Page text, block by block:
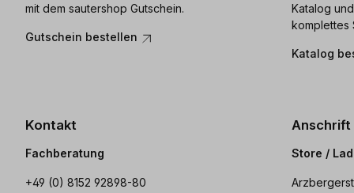
mit dem sautershop Gutschein.
Gutschein bestellen
Katalog
komplettes
Katalog
Kontakt
Fachberatung
+49 (0) 8152 92898-80
Anschrift
Store /